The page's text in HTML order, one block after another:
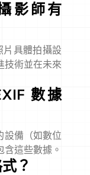
影師有
具體拍攝設
技術並在未來
數據
設備（如數位
這些數據。
？